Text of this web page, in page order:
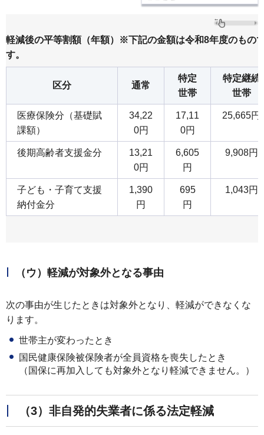
軽減後の平等割額（年額）※下記の金額は令和8年度のもの
す。
区分 通常
特定
世帯
特定継続
世帯
医療保険分（基礎賦
課額）
34,22
0円
17,11
0円
25,665円
後期高齢者支援金分
13,21
0円
6,605
円
9,908円
子ども・子育て支援
納付金分
1,390
円
695
円
1,043円
（ウ）軽減が対象外となる事由
次の事由が生じたときは対象外となり、軽減ができなくな
ります。
世帯主が変わったとき
国民健康保険被保険者が全員資格を喪失したとき
（国保に再加入しても対象外となり軽減できません。）
（3）非自発的失業者に係る法定軽減